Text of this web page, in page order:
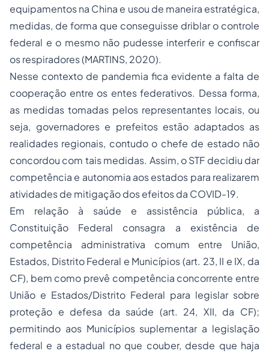
equipamentos na China e usou de maneira estratégica,
medidas, de forma que conseguisse driblar o controle
federal e o mesmo não pudesse interferir e confiscar
os respiradores (MARTINS, 2020).
Nesse contexto de pandemia fica evidente a falta de
cooperação entre os entes federativos. Dessa forma,
as medidas tomadas pelos representantes locais, ou
seja, governadores e prefeitos estão adaptados as
realidades regionais, contudo o chefe de estado não
concordou com tais medidas. Assim, o STF decidiu dar
competência e autonomia aos estados para realizarem
atividades de mitigação dos efeitos da COVID-19.
Em relação à saúde e assistência pública, a
Constituição Federal consagra a existência de
competência administrativa comum entre União,
Estados, Distrito Federal e Municípios (art. 23, II e IX, da
CF), bem como prevê competência concorrente entre
União e Estados/Distrito Federal para legislar sobre
proteção e defesa da saúde (art. 24, XII, da CF);
permitindo aos Municípios suplementar a legislação
federal e a estadual no que couber, desde que haja